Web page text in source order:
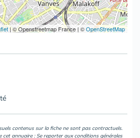
|© Openstreetmap France | ©OpenStreetMap
contenus sur la fiche ne sont pas contractuels.
cet annuaire : Se reporter aux conditions générales